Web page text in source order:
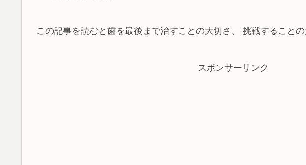
この記事を読むと歯を最後まで治すことの大切さ、 挑戦することの
スポンサーリンク